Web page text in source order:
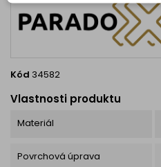
Kód 34582
Vlastnosti produktu
Materiál
Povrchová úprava